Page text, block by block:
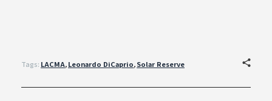
Tags: LACMA,Leonardo DiCaprio,Solar Reserve